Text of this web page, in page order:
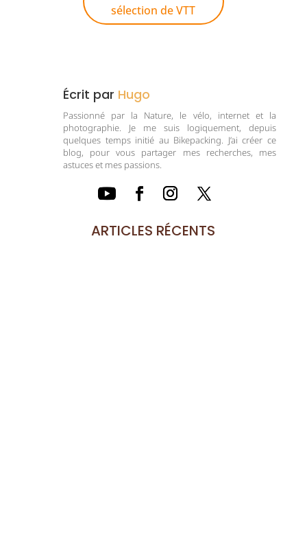
sélection de VTT
Écrit par Hugo
Passionné par la Nature, le vélo, internet et la
photographie. Je me suis logiquement, depuis
quelques temps initié au Bikepacking. J’ai créer ce
blog, pour vous partager mes recherches, mes
astuces et mes passions.
ARTICLES RÉCENTS